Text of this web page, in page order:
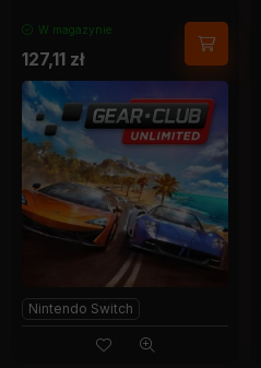
W magazynie
127,11 zł
Nintendo Switch